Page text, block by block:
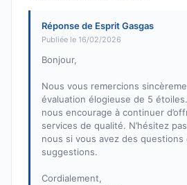
Réponse de Esprit Gasgas
Publiée le 16/02/2026
Bonjour,
Nous vous remercions
évaluation élogieuse de 5
nous encourage à continuer
services de qualité. N’hésitez
nous si vous avez des questions
suggestions.
Cordialement,